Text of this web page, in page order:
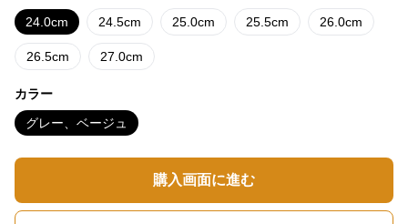
24.0cm 24.5cm 25.0cm 25.5cm 26.0cm
26.5cm 27.0cm
カラー
グレー、ベージュ
購入画面に進む